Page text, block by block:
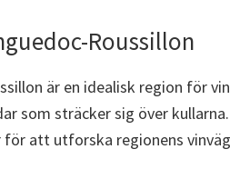
Roussillon
är en idealisk region för
som sträcker sig över
att utforska regionens